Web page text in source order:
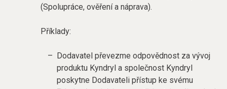
(Spolupráce, ověření a náprava).
Příklady:
Dodavatel převezme odpovědnost za vývoj
produktu Kyndryl a společnost Kyndryl
poskytne Dodavateli přístup ke svému